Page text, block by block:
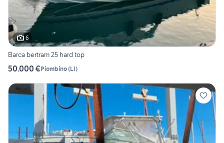
6
Barca bertram 25 hard top
50.000 €Piombino(LI)